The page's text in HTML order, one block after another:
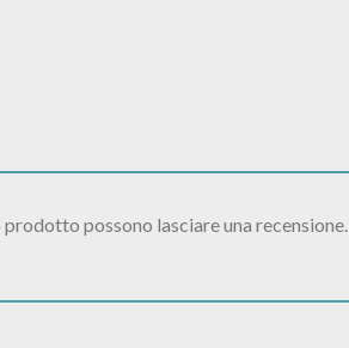
possono lasciare una recensione.